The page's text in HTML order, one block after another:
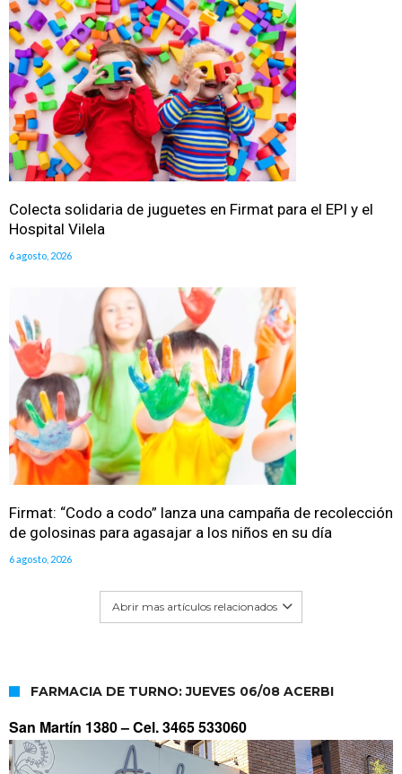
Colecta solidaria de juguetes en Firmat para el EPI y el
Hospital Vilela
6 agosto, 2026
Firmat: “Codo a codo” lanza una campaña de recolección
de golosinas para agasajar a los niños en su día
6 agosto, 2026
Abrir mas artículos relacionados
FARMACIA DE TURNO: JUEVES 06/08 ACERBI
San Martín 1380 –Cel. 3465 533060